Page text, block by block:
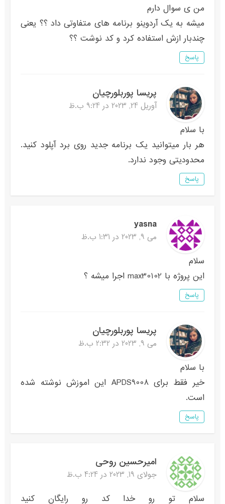
من ی سوال دارم
میشه به یک آردوینو برنامه های متفاوتی داد ؟؟ یعنی
چندبار ازش استفاده کرد و کد نوشت ؟؟
پاسخ
پریسا پوربلورچیان
آوریل 24, 2023 در 9:24 ب.ظ
با سلام
هر بار میتوانید یک برنامه جدید روی برد آپلود کنید.
محدودیتی وجود ندارد.
پاسخ
yasna
می 9, 2023 در 1:31 ب.ظ
سلام
این پروژه با max30102 اجرا میشه ؟
پاسخ
پریسا پوربلورچیان
می 9, 2023 در 2:32 ب.ظ
با سلام
خیر فقط برای APDS9008 این اموزش نوشته شده
است.
پاسخ
امیرحسین روحی
جولای 19, 2023 در 4:24 ب.ظ
سلام تو رو خدا کد رو رایگان کنید